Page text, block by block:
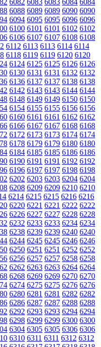
6088 6089 6089 6090 6090
6094 6095 6095 6096 6096
6100 6101 6101 6102 6102
6106 6107 6107 6108 6108
6112 6113 6113 6114 6114
6118 6119 6119 6120 6120
6124 6125 6125 6126 6126
6130 6131 6131 6132 6132
6136 6137 6137 6138 6138
6142 6143 6143 6144 6144
6148 6149 6149 6150 6150
6154 6155 6155 6156 6156
6160 6161 6161 6162 6162
6166 6167 6167 6168 6168
6172 6173 6173 6174 6174
6178 6179 6179 6180 6180
6184 6185 6185 6186 6186
6190 6191 6191 6192 6192
6196 6197 6197 6198 6198
6202 6203 6203 6204 6204
6208 6209 6209 6210 6210
6214 6215 6215 6216 6216
6220 6221 6221 6222 6222
6226 6227 6227 6228 6228
6232 6233 6233 6234 6234
6238 6239 6239 6240 6240
6244 6245 6245 6246 6246
6250 6251 6251 6252 6252
6256 6257 6257 6258 6258
6262 6263 6263 6264 6264
6268 6269 6269 6270 6270
6274 6275 6275 6276 6276
6280 6281 6281 6282 6282
6286 6287 6287 6288 6288
6292 6293 6293 6294 6294
6298 6299 6299 6300 6300
6304 6305 6305 6306 6306
6310 6311 6311 6312 6312